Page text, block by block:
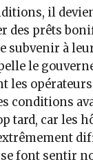
il
des prêts
subvenir à
le
les
conditions
tard, car les
font sentir